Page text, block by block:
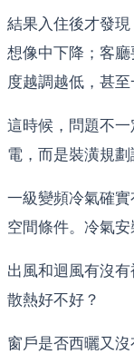
結果入住後才發
想像中下降；客
度越調越低，甚至
這時候，問題不
電，而是裝潢規劃
一級變頻冷氣確
空間條件。冷氣
出風和迴風有沒
散熱好不好？
窗戶是否西曬又